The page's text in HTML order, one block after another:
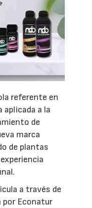
referente en
a la
de
marca
de plantas
a través de
por Econatur